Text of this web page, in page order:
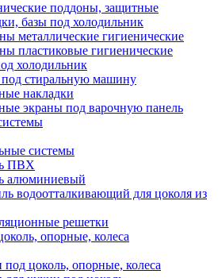
поддоны, защитные
базы под холодильник
металлические гигиенические
пластиковые гигиенические
холодильник
стиральную машину
накладки
экраны под варочную панель
системы
ПВХ
алюминиевый
водоотталкивающий для цоколя из
решетки
опорные, колеса
цоколь, опорные, колеса